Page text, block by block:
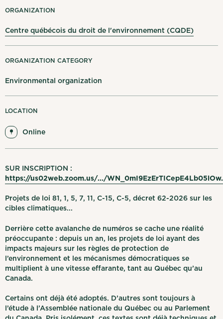
Français
My notifications
Log out
ORGANIZATION
Centre québécois du droit de l'environnement (CQDE)
ORGANIZATION CATEGORY
Environmental organization
LOCATION
Online
SUR INSCRIPTION :
https://us02web.zoom.us/.../
Projets de loi 81, 1, 5, 7, 11, C-15, C-5, décret 62-2026 sur les
cibles climatiques...
Derrière cette avalanche de numéros se cache une réalité
préoccupante : depuis un an, les projets de loi ayant des
impacts majeurs sur les règles de protection de
l’environnement et les mécanismes démocratiques se
multiplient à une vitesse effarante, tant au Québec qu’au
Canada.
Certains ont déjà été adoptés. D’autres sont toujours à
l’étude à l’Assemblée nationale du Québec ou au Parlement